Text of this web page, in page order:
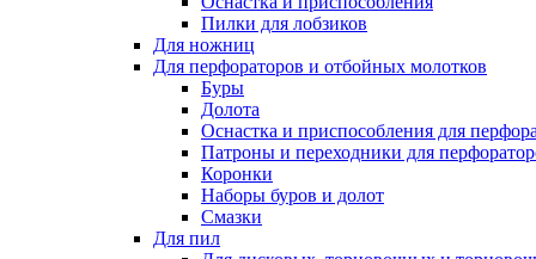
Пилки для лобзиков
Для ножниц
Для перфораторов и отбойных молотков
Буры
Долота
Оснастка и приспособления для
Патроны и переходники для
Коронки
Наборы буров и долот
Смазки
Для пил